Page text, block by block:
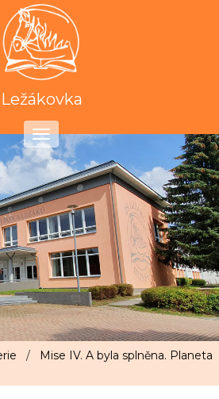
Ležákovka
Toggle
navigation
/ Mise IV. A byla splněna. Planeta